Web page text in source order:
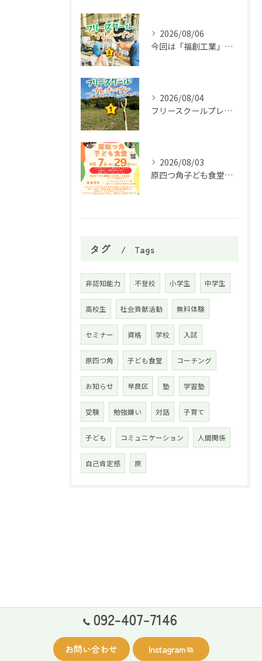
2026/08/06
今回は「福創工業」様へ企業訪問に行ってきました！🏭✨
2026/08/04
フリースクールプレオープン①
2026/08/03
原四つ角子ども食堂を8月は２回実施します！
タグ Tags
非認知能力 不登校 小学生 中学生
高校生 社会貢献活動 無料体験
セミナー 資格 学校 入試
原四つ角 子ども食堂 コーチング
お知らせ 早良区 塾 学習塾
受験 勉強嫌い 対話 子育て
子ども コミュニケーション 人間関係
自己肯定感 原
092-407-7146
お問い合わせ Instagram